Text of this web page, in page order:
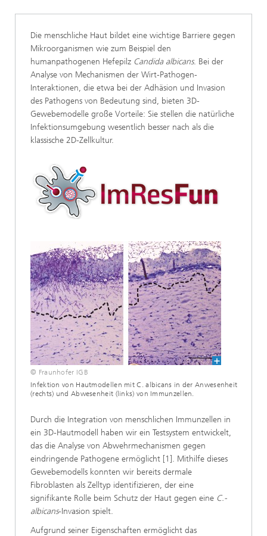
Die menschliche Haut bildet eine wichtige Barriere gegen
Mikroorganismen wie zum Beispiel den
humanpathogenen Hefepilz Candida albicans. Bei der
Analyse von Mechanismen der Wirt-Pathogen-
Interaktionen, die etwa bei der Adhäsion und Invasion
des Pathogens von Bedeutung sind, bieten 3D-
Gewebemodelle große Vorteile: Sie stellen die natürliche
Infektionsumgebung wesentlich besser nach als die
klassische 2D-Zellkultur.
© Fraunhofer IGB
Infektion von Hautmodellen mit C. albicans in der Anwesenheit
(rechts) und Abwesen­heit (links) von Immunzellen.
Durch die Integration von menschlichen Immunzellen in
ein 3D-Hautmodell haben wir ein Testsystem entwickelt,
das die Analyse von Abwehrmechanismen gegen
eindringende Pathogene ermöglicht [1]. Mithilfe dieses
Gewebemodells konnten wir bereits dermale
Fibroblasten als Zelltyp identifizieren, der eine
signifikante Rolle beim Schutz der Haut gegen eine C.-
albicans-Invasion spielt.
Aufgrund seiner Eigenschaften ermöglicht das